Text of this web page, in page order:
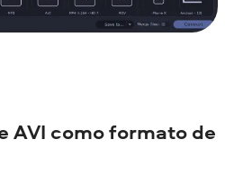
AVI como formato de